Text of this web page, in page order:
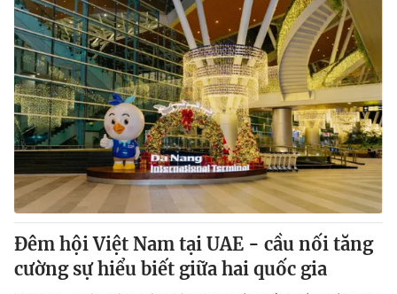
Video Shorts video
VTV Money VTV Thể thao
VTV Sức khoẻ Bất động sản
Thị trường 24h Tấm lòng Việt
VTV4 Vươn mình bằng AI
Đêm hội Việt Nam tại UAE - cầu nối tăng
cường sự hiểu biết giữa hai quốc gia